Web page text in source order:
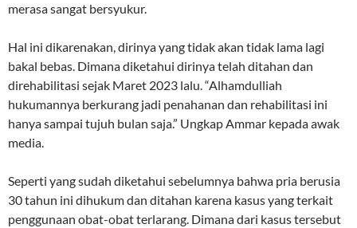
merasa sangat bersyukur.
Hal ini dikarenakan, dirinya yang tidak akan tidak lama lagi
bakal bebas. Dimana diketahui dirinya telah ditahan dan
direhabilitasi sejak Maret 2023 lalu. “Alhamdulliah
hukumannya berkurang jadi penahanan dan rehabilitasi ini
hanya sampai tujuh bulan saja.” Ungkap Ammar kepada awak
media.
Seperti yang sudah diketahui sebelumnya bahwa pria berusia
30 tahun ini dihukum dan ditahan karena kasus yang terkait
penggunaan obat-obat terlarang. Dimana dari kasus tersebut